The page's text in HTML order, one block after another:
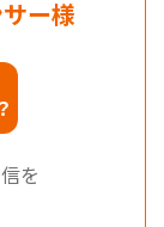
ー様
を